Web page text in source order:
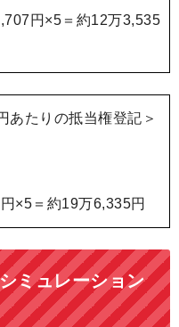
円×5＝約12万3,535
あたりの抵当権登記＞
×5＝約19万6,335円
ミュレーション